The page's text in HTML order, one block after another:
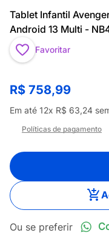
Tablet Infantil
Android 13 Multi -
Favoritar
R$ 758,99
Em até 12x R$ 63,24
Políticas de pagamento